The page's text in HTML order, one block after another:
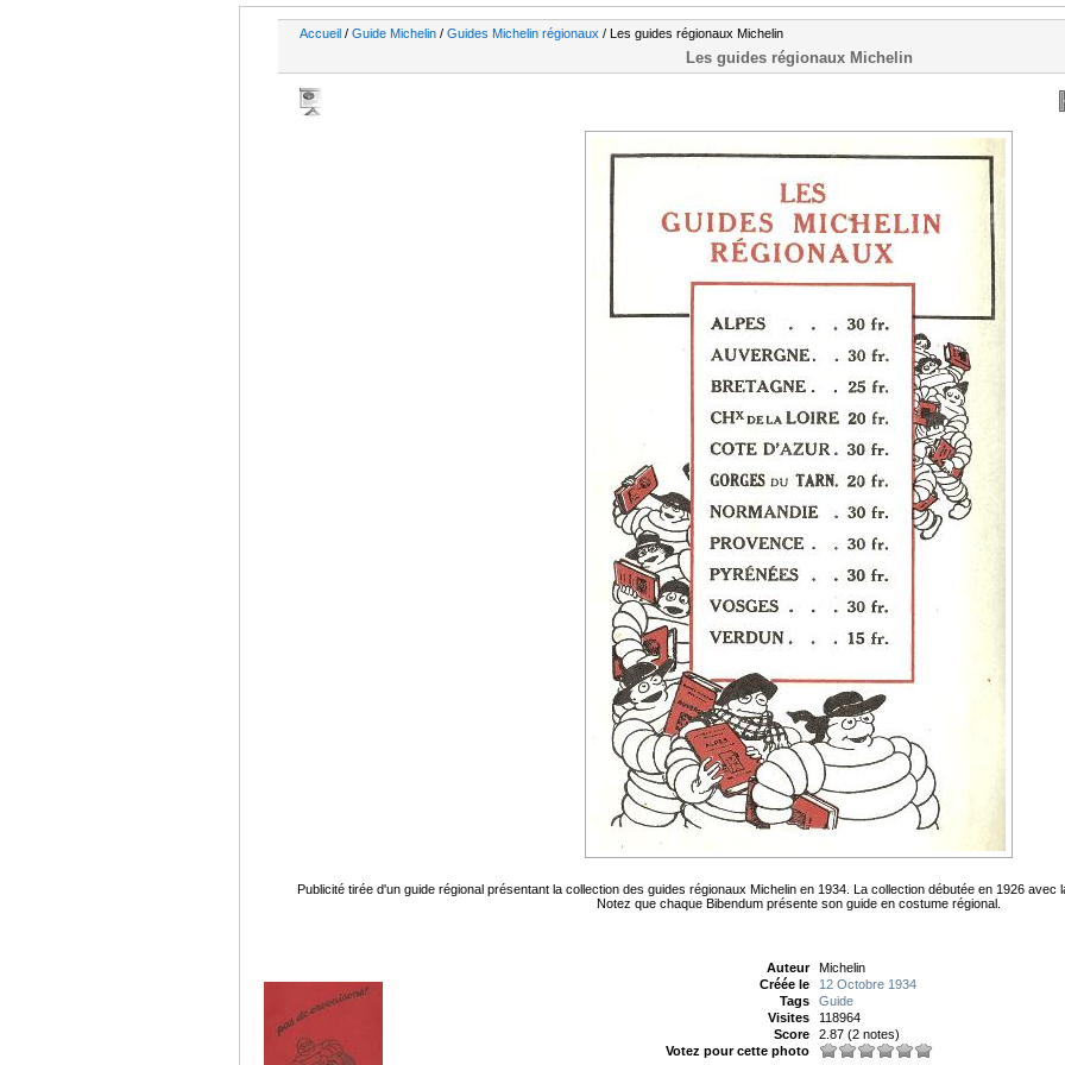
Accueil / Guide Michelin / Guides Michelin régionaux / Les guides régionaux Michelin
Les guides régionaux Michelin
Publicité tirée d'un guide régional présentant la collection des guides régionaux Michelin en 1934. La collection débutée en 1926 avec
Notez que chaque Bibendum présente son guide en costume régional.
Auteur
Michelin
Créée le
12 Octobre 1934
Tags
Guide
Visites
118964
Score
2.87 (2 notes)
Votez pour cette photo